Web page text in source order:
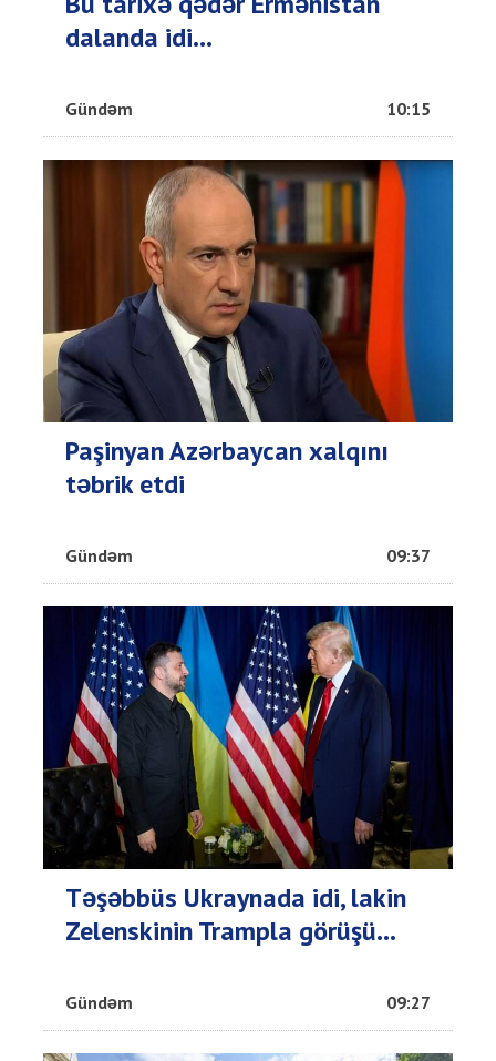
dalanda idi...
Gündəm 10:15
Paşinyan Azərbaycan xalqını
təbrik etdi
Gündəm 09:37
Təşəbbüs Ukraynada idi, lakin
Zelenskinin Trampla görüşü...
Gündəm 09:27